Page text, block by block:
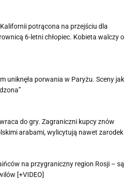
potrącona na przejściu dla
6-letni chłopiec. Kobieta walczy o
uniknęła porwania w Paryżu. Sceny jak
do gry. Zagraniczni kupcy znów
arabami, wylicytują nawet zarodek
na przygraniczny region Rosji – są
[+VIDEO]